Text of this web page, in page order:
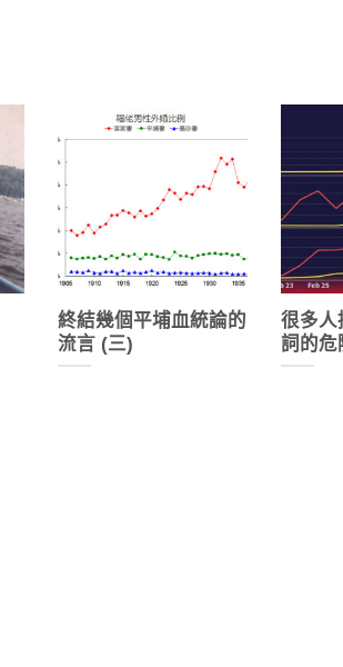
終結幾個平埔血統論的
流言 (三)
很多人
詞的危